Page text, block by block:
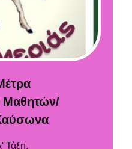
Μαθητών/
Τάξη,